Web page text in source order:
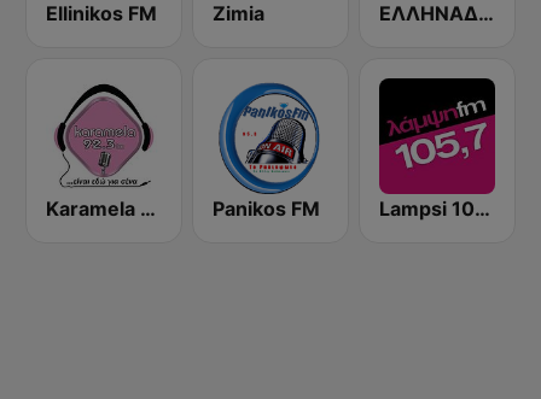
Ellinikos FM Zimia ΕΛΛΗΝΑΔΙΚΟ FM (Ellinadiko FM)
Karamela 92.3 FM Panikos FM Lampsi 105.7 FM